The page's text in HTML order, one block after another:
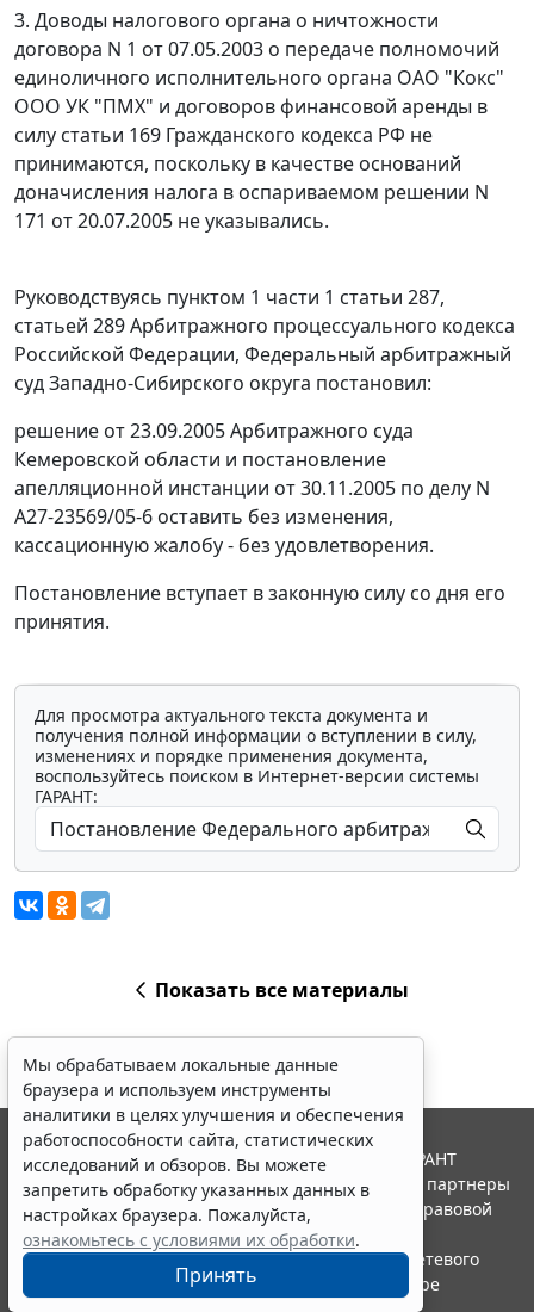
3. Доводы налогового органа о ничтожности
договора N 1 от 07.05.2003 о передаче полномочий
единоличного исполнительного органа ОАО "Кокс"
ООО УК "ПМХ" и договоров финансовой аренды в
силу статьи 169 Гражданского кодекса РФ не
принимаются, поскольку в качестве оснований
доначисления налога в оспариваемом решении N
171 от 20.07.2005 не указывались.
Руководствуясь пунктом 1 части 1 статьи 287,
статьей 289Арбитражного процессуального кодекса
Российской Федерации, Федеральный арбитражный
суд Западно-Сибирского округа постановил:
решение от 23.09.2005 Арбитражного суда
Кемеровской области и постановление
апелляционной инстанции от 30.11.2005 по делу N
А27-23569/05-6 оставить без изменения,
кассационную жалобу - без удовлетворения.
Постановление вступает в законную силу со дня его
принятия.
Для просмотра актуального текста документа и
получения полной информации о вступлении в силу,
изменениях и порядке применения документа,
воспользуйтесь поиском в Интернет-версии системы
ГАРАНТ:
Показать все материалы
Мы обрабатываем локальные данные
браузера и используем инструменты
аналитики в целях улучшения и обеспечения
работоспособности сайта, статистических
исследований и обзоров. Вы можете
запретить обработку указанных данных в
настройках браузера. Пожалуйста,
ознакомьтесь с условиями их обработки.
Принять
© ООО "НПП "ГАРАНТ-СЕРВИС", 2026. Система ГАРАНТ
выпускается с 1990 года. Компания "Гарант" и ее партнеры
являются участниками Российской ассоциации правовой
информации ГАРАНТ.
Портал ГАРАНТ.РУ зарегистрирован в качестве сетевого
издания Федеральной службой по надзору в сфере